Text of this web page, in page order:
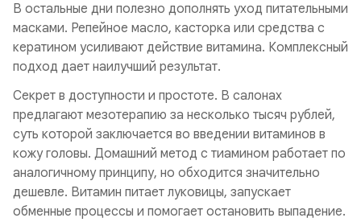
В остальные дни полезно дополнять уход питательными
масками. Репейное масло, касторка или средства с
кератином усиливают действие витамина. Комплексный
подход дает наилучший результат.
Секрет в доступности и простоте. В салонах
предлагают мезотерапию за несколько тысяч рублей,
суть которой заключается во введении витаминов в
кожу головы. Домашний метод с тиамином работает по
аналогичному принципу, но обходится значительно
дешевле. Витамин питает луковицы, запускает
обменные процессы и помогает остановить выпадение.